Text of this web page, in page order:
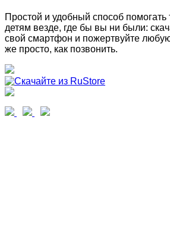
Простой и удобный способ
детям везде, где бы вы ни были:
свой смартфон и пожертвуйте
же просто, как позвонить.